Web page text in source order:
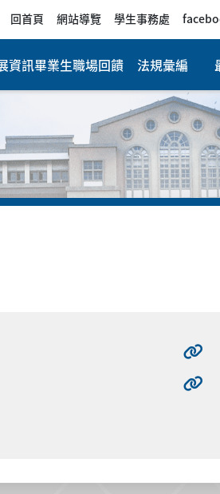
回首頁 網站導覽 學生事務處
資訊畢業生職場回饋 法規彙編